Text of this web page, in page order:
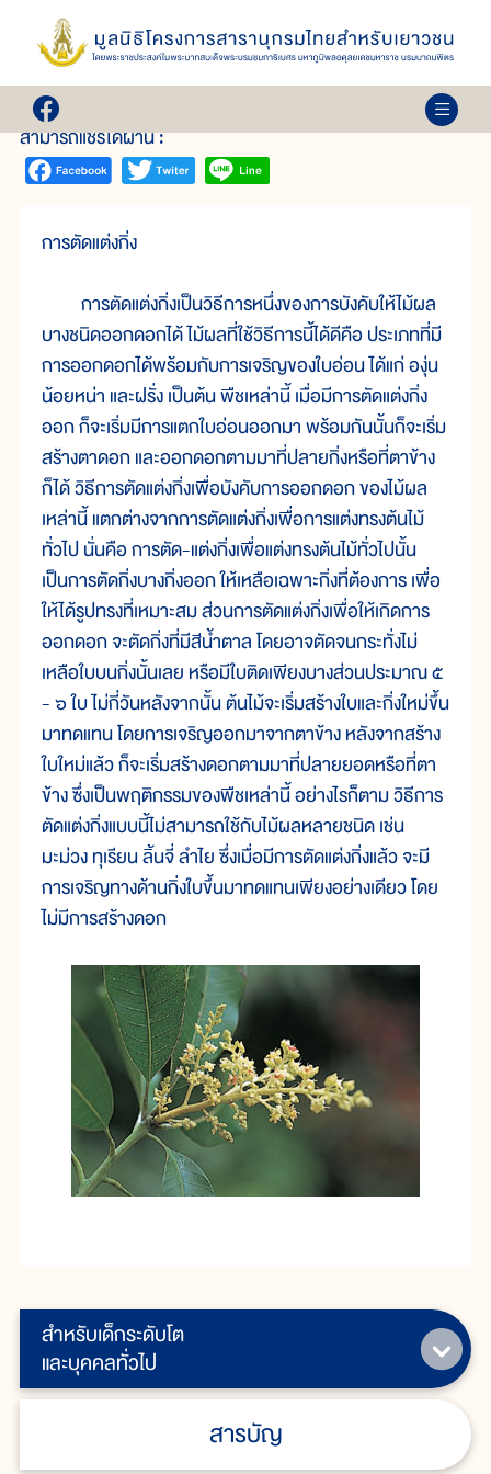
เล่ม 27
เทคนิคการผลิต ไม้ผลนอกฤดู
สามารถแชร์ได้ผ่าน :
สำหรับเด็กระดับโต
และบุคคลทั่วไป
สารบัญ
การตัดแต่งกิ่ง
การตัดแต่งกิ่งเป็นวิธีการหนึ่งของการบังคับให้ไม้ผล
บางชนิดออกดอกได้ ไม้ผลที่ใช้วิธีการนี้ได้ดีคือ ประเภทที่มี
การออกดอกได้พร้อมกับการเจริญของใบอ่อน ได้แก่ องุ่น
น้อยหน่า และฝรั่ง เป็นต้น พืชเหล่านี้ เมื่อมีการตัดแต่งกิ่ง
ออก ก็จะเริ่มมีการแตกใบอ่อนออกมา พร้อมกันนั้นก็จะเริ่ม
สร้างตาดอก และออกดอกตามมาที่ปลายกิ่งหรือที่ตาข้าง
ก็ได้ วิธีการตัดแต่งกิ่งเพื่อบังคับการออกดอก ของไม้ผล
เหล่านี้ แตกต่างจากการตัดแต่งกิ่งเพื่อการแต่งทรงต้นไม้
ทั่วไป นั่นคือ การตัด-แต่งกิ่งเพื่อแต่งทรงต้นไม้ทั่วไปนั้น
เป็นการตัดกิ่งบางกิ่งออก ให้เหลือเฉพาะกิ่งที่ต้องการ เพื่อ
ให้ได้รูปทรงที่เหมาะสม ส่วนการตัดแต่งกิ่งเพื่อให้เกิดการ
ออกดอก จะตัดกิ่งที่มีสีน้ำตาล โดยอาจตัดจนกระทั่งไม่
เหลือใบบนกิ่งนั้นเลย หรือมีใบติดเพียงบางส่วนประมาณ ๕
- ๖ ใบ ไม่กี่วันหลังจากนั้น ต้นไม้จะเริ่มสร้างใบและกิ่งใหม่ขึ้น
มาทดแทน โดยการเจริญออกมาจากตาข้าง หลังจากสร้าง
ใบใหม่แล้ว ก็จะเริ่มสร้างดอกตามมาที่ปลายยอดหรือที่ตา
ข้าง ซึ่งเป็นพฤติกรรมของพืชเหล่านี้ อย่างไรก็ตาม วิธีการ
ตัดแต่งกิ่งแบบนี้ไม่สามารถใช้กับไม้ผลหลายชนิด เช่น
มะม่วง ทุเรียน ลิ้นจี่ ลำไย ซึ่งเมื่อมีการตัดแต่งกิ่งแล้ว จะมี
การเจริญทางด้านกิ่งใบขึ้นมาทดแทนเพียงอย่างเดียว โดย
ไม่มีการสร้างดอก